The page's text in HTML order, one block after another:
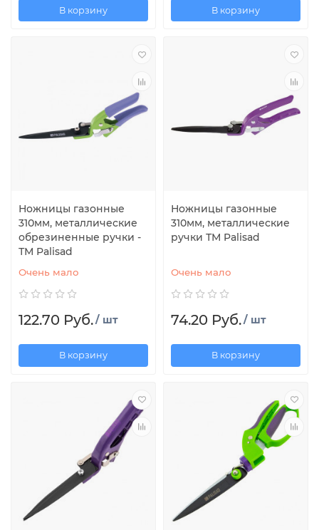
В корзину В корзину
Ножницы газонные
310мм, металлические
обрезиненные ручки -
ТМ Palisad
Очень мало
122.70 Руб./ шт
В корзину
Ножницы газонные
310мм, металлические
ручки ТМ Palisad
Очень мало
74.20 Руб./ шт
В корзину